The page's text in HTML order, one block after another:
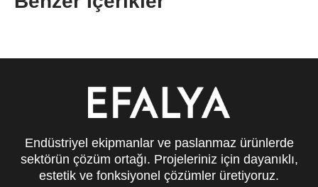
Endüstriyel ekipmanlar ve paslanmaz ürünlerde
sektörün çözüm ortağı. Projeleriniz için dayanıklı,
estetik ve fonksiyonel çözümler üretiyoruz.